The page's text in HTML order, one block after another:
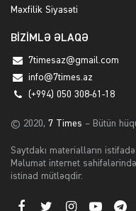
Məxfilik Siyasəti
BİZİMLƏ ƏLAQƏ
7timesaz@gmail.com
info@7times.az
(+994) 050 308-61-18
© 2020, 7 Times – Bütün
Saytdakı materialların
Məlumat internet
istinad mütləqdir.